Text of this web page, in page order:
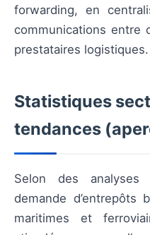
forwarding, en
communications entre
prestataires logistiques.
Statistiques
tendances
Selon des analyses
demande d’entrepôts
maritimes et